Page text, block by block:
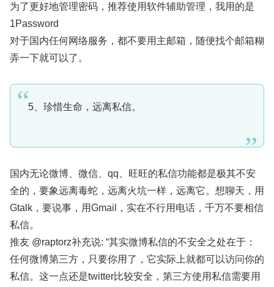
为了更好地管理密码，推荐使用软件辅助管理，我用的是
1Password
对于国内任何网络服务，都不要用主邮箱，随便找个邮箱糊
弄一下就可以了。
5、珍惜生命，远离私信。
国内无论微博、微信、qq、旺旺的私信功能都是极其不安
全的，要象远离毒蛇，远离火坑一样，远离它。想聊天，用
Gtalk，要说事，用Gmail，实在不行用电话，千万不要相信
私信。
推友 @raptorz补充说: “其实微博私信的不安全之处在于：
任何微博第三方，只要你用了，它实际上就都可以访问你的
私信。这一点还是twitter比较安全，第三方使用私信需要用